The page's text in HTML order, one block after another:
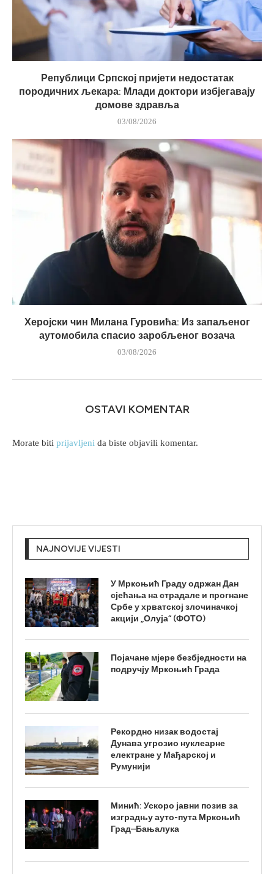
Републици Српској пријети недостатак
породичних љекара: Млади доктори избјегавају
домове здравља
03/08/2026
Херојски чин Милана Гуровића: Из запаљеног
аутомобила спасио заробљеног возача
03/08/2026
OSTAVI KOMENTAR
Morate biti prijavljeni da biste objavili komentar.
NAJNOVIJE VIJESTI
У Мркоњић Граду одржан Дан
сјећања на страдале и прогнане
Србе у хрватској злочиначкој
акцији „Олуја“ (ФОТО)
Појачане мјере безбједности на
подручју Мркоњић Града
Рекордно низак водостај
Дунава угрозио нуклеарне
електране у Мађарској и
Румунији
Минић: Ускоро јавни позив за
изградњу ауто-пута Мркоњић
Град–Бањалука